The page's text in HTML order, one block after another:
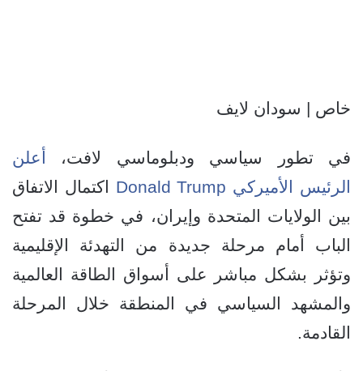
خاص | سودان لايف
في تطور سياسي ودبلوماسي لافت،
أعلن
الرئيس الأميركي Donald Trump
اكتمال الاتفاق
بين الولايات المتحدة وإيران، في خطوة قد تفتح
الباب أمام مرحلة جديدة من التهدئة الإقليمية
وتؤثر بشكل مباشر على أسواق الطاقة العالمية
والمشهد السياسي في المنطقة خلال المرحلة
القادمة.